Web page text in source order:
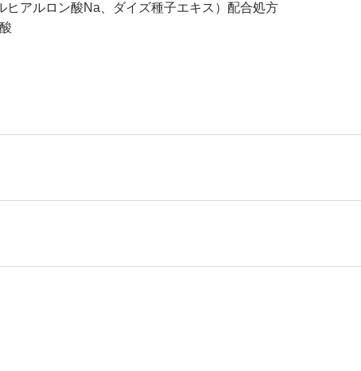
アルロン酸Na、ダイズ種子エキス）配合処方